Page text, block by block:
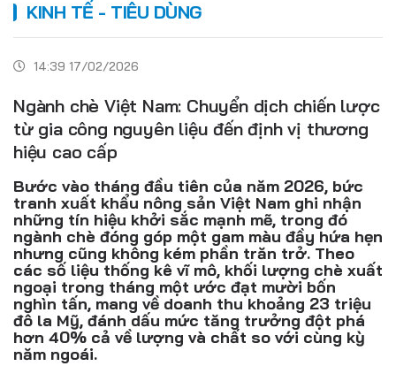
Kinh tế - Tiêu dùng
Đời sống
Thị trường
Doanh nghiệp – Doanh nhân
Đồ uống
Pháp luật
Khoa giáo
Multimedia
KINH TẾ - TIÊU DÙNG
14:39 17/02/2026
Ngành chè Việt Nam: Chuyển dịch chiến lược
từ gia công nguyên liệu đến định vị thương
hiệu cao cấp
Bước vào tháng đầu tiên của năm 2026, bức
tranh xuất khẩu nông sản Việt Nam ghi nhận
những tín hiệu khởi sắc mạnh mẽ, trong đó
ngành chè đóng góp một gam màu đầy hứa hẹn
nhưng cũng không kém phần trăn trở. Theo
các số liệu thống kê vĩ mô, khối lượng chè xuất
ngoại trong tháng một ước đạt mười bốn
nghìn tấn, mang về doanh thu khoảng 23 triệu
đô la Mỹ, đánh dấu mức tăng trưởng đột phá
hơn 40% cả về lượng và chất so với cùng kỳ
năm ngoái.